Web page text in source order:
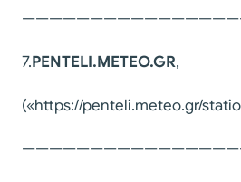
7.PENTELI.METEO.GR,
(«https://penteli.meteo.gr/